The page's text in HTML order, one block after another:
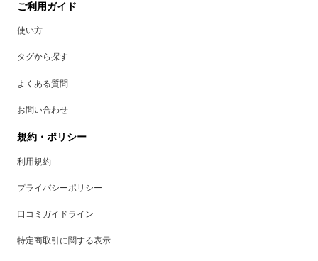
ご利用ガイド
使い方
タグから探す
よくある質問
お問い合わせ
規約・ポリシー
利用規約
プライバシーポリシー
口コミガイドライン
特定商取引に関する表示